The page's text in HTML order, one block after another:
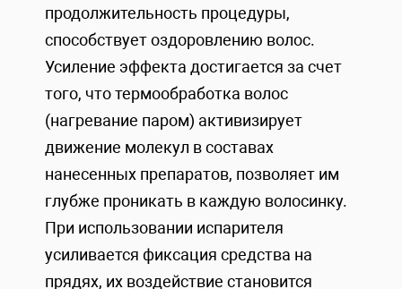
продолжительность процедуры,
способствует оздоровлению волос.
Усиление эффекта достигается за счет
того, что термообработка волос
(нагревание паром) активизирует
движение молекул в составах
нанесенных препаратов, позволяет им
глубже проникать в каждую волосинку.
При использовании испарителя
усиливается фиксация средства на
прядях, их воздействие становится